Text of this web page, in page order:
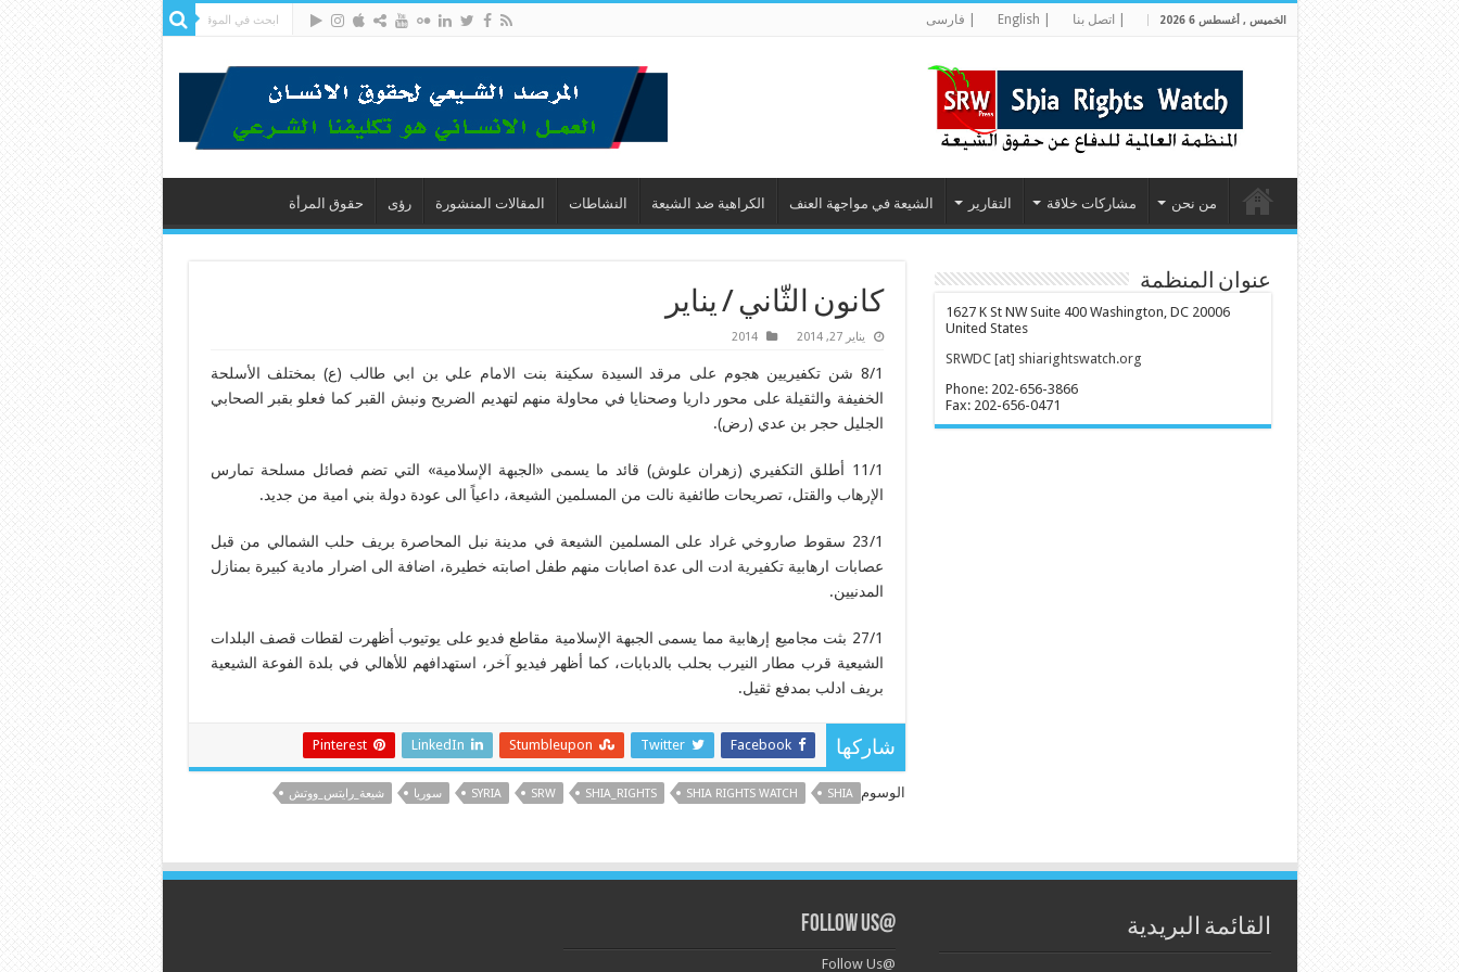
الخميس , أغسطس 6 2026 | اتصل بنا | فارسى
من نحن مشاركات خلاقة التقارير الشيعة في مواجهة العنف الكراهية ضد الشيعة النشاطات المقالات المنشورة رؤى حقوق المرأة
كانون الثّاني / يناير
يناير 27, 2014 2014
8/1 شن تكفيريين هجوم على مرقد السيدة سكينة بنت الامام علي بن ابي طالب (ع) بمختلف الأسلحة
الخفيفة والثقيلة على محور داريا وصحنايا في محاولة منهم لتهديم الضريح ونبش القبر كما فعلو بقبر الصحابي
الجليل حجر بن عدي (رض).
11/1 أطلق التكفيري (زهران علوش) قائد ما يسمى «الجبهة الإسلامية» التي تضم فصائل مسلحة تمارس
الإرهاب والقتل، تصريحات طائفية نالت من المسلمين الشيعة، داعياً الى عودة دولة بني امية من جديد.
23/1 سقوط صاروخي غراد على المسلمين الشيعة في مدينة نبل المحاصرة بريف حلب الشمالي من قبل
عصابات ارهابية تكفيرية ادت الى عدة اصابات منهم طفل اصابته خطيرة، اضافة الى اضرار مادية كبيرة بمنازل
المدنيين.
27/1 بثت مجاميع إرهابية مما يسمى الجبهة الإسلامية مقاطع فديو على يوتيوب أظهرت لقطات قصف البلدات
الشيعية قرب مطار النيرب بحلب بالدبابات، كما أظهر فيديو آخر، استهدافهم للأهالي في بلدة الفوعة الشيعية
بريف ادلب بمدفع ثقيل.
شاركها Facebook
Twitter
Stumbleupon
LinkedIn
Pinterest
الوسوم SHIA
SHIA RIGHTS WATCH
SHIA_RIGHTS
SRW
SYRIA سوريا شيعة_رايتس_ووتش
عنوان المنظمة
1627 K St NW Suite 400 Washington, DC 20006
United States
SRWDC [at] shiarightswatch.org
Phone: 202-656-3866
Fax: 202-656-0471
القائمة البريدية @Follow Us
@Follow Us